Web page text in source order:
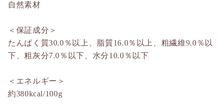
自然素材
＜保証成分＞
たんぱく質30.0％以上、脂質16.0％以上、粗繊維9.0％以
下、粗灰分7.0％以下、水分10.0％以下
＜エネルギー＞
約380kcal/100g